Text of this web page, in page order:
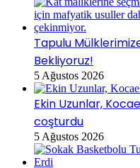
Tapulu
Bekliyoruz!
5 Ağustos 2026
Ekin Uzunlar,
coşturdu
5 Ağustos 2026